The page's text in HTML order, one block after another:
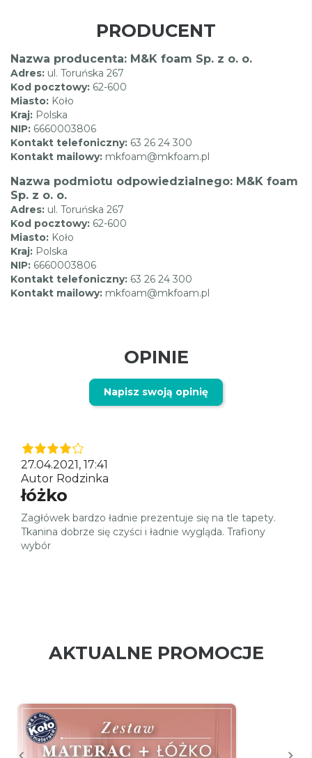
PRODUCENT
Nazwa producenta: M&K foam Sp. z o. o.
Adres: ul. Toruńska 267
Kod pocztowy: 62-600
Miasto: Koło
Kraj: Polska
NIP: 6660003806
Kontakt telefoniczny: 63 26 24 300
Kontakt mailowy: mkfoam@mkfoam.pl
Nazwa podmiotu odpowiedzialnego: M&K foam
Sp. z o. o.
Adres: ul. Toruńska 267
Kod pocztowy: 62-600
Miasto: Koło
Kraj: Polska
NIP: 6660003806
Kontakt telefoniczny: 63 26 24 300
Kontakt mailowy: mkfoam@mkfoam.pl
OPINIE
Napisz swoją opinię
27.04.2021, 17:41
Autor Rodzinka
łóżko
Zagłówek bardzo ładnie prezentuje się na tle tapety.
Tkanina dobrze się czyści i ładnie wygląda. Trafiony
wybór
AKTUALNE PROMOCJE